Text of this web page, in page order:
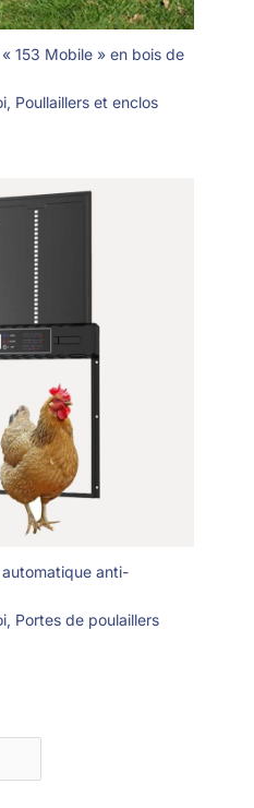
153 Mobile » en bois de
, Poullaillers et enclos
anti-
, Portes de poulaillers